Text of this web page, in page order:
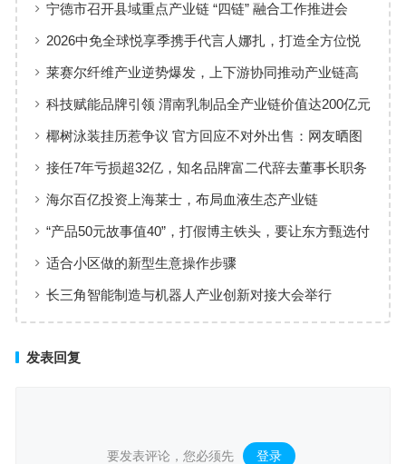
宁德市召开县域重点产业链 “四链” 融合工作推进会
2026中免全球悦享季携手代言人娜扎，打造全方位悦
享风尚体验
莱赛尔纤维产业逆势爆发，上下游协同推动产业链高
质量发展
科技赋能品牌引领 渭南乳制品全产业链价值达200亿元
椰树泳装挂历惹争议 官方回应不对外出售：网友晒图
这不很正常
接任7年亏损超32亿，知名品牌富二代辞去董事长职务
海尔百亿投资上海莱士，布局血液生态产业链
“产品50元故事值40”，打假博主铁头，要让东方甄选付
出惨痛代价
适合小区做的新型生意操作步骤
长三角智能制造与机器人产业创新对接大会举行
发表回复
要发表评论，您必须先 登录 。